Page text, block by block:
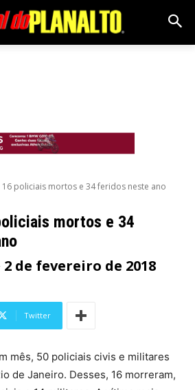
16 policiais mortos e 34 feridos neste ano
mortos e 34
2 de fevereiro de 2018
Twitter
mês, 50 policiais civis e militares
de Janeiro. Desses, 16 morreram,